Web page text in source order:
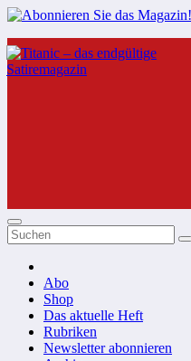
Zum
Inhalt
springen
Abo
Shop
Das aktuelle Heft
Rubriken
Newsletter abonnieren